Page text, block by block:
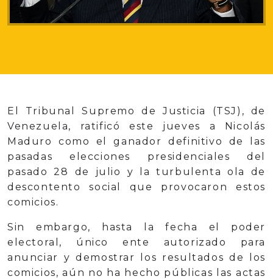
El Tribunal Supremo de Justicia (TSJ), de
Venezuela, ratificó este jueves a Nicolás
Maduro como el ganador definitivo de las
pasadas elecciones presidenciales del
pasado 28 de julio y la turbulenta ola de
descontento social que provocaron estos
comicios.
Sin embargo, hasta la fecha el poder
electoral, único ente autorizado para
anunciar y demostrar los resultados de los
comicios, aún no ha hecho públicas las actas